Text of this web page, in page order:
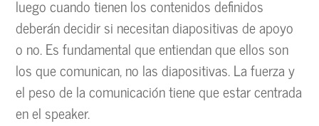
luego cuando tienen los contenidos definidos
deberán decidir si necesitan diapositivas de apoyo
o no. Es fundamental que entiendan que ellos son
los que comunican, no las diapositivas. La fuerza y
el peso de la comunicación tiene que estar centrada
en el speaker.